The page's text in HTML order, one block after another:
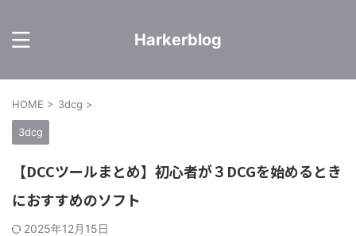
Harkerblog
HOME > 3dcg >
3dcg
【DCCツールまとめ】初心者が３DCGを始めるとき
におすすめのソフト
2025年12月15日